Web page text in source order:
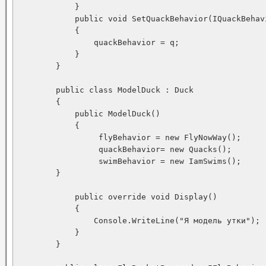
            }
public void
            {
                quackBehavior = q;
            }
        }
        public class ModelDuck : Duck
        {
            public ModelDuck()
            {
                 flyBehavior = new FlyNowWay();
                 quackBehavior= new Quacks();
                 swimBehavior = new IamSwims();
        }
            public override void Display()
            {
                Console.WriteLine("Я модель утки");
            }
        }